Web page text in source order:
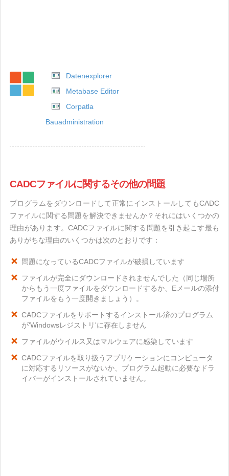
Datenexplorer
Metabase Editor
Corpatla
Bauadministration
CADCファイルに関するその他の問題
プログラムをダウンロードして正常にインストールしてもCADC
ファイルに関する問題を解決できませんか？それにはいくつかの
理由があります。CADCファイルに関する問題を引き起こす最も
ありがちな理由のいくつかは次のとおりです：
問題になっているCADCファイルが破損しています
ファイルが完全にダウンロードされませんでした（同じ場所
からもう一度ファイルをダウンロードするか、Eメールの添付
ファイルをもう一度開きましょう）。
CADCファイルをサポートするインストール済のプログラム
が'Windowsレジストリ'に存在しません
ファイルがウイルス又はマルウェアに感染しています
CADCファイルを取り扱うアプリケーションにコンピュータ
に対応するリソースがないか、プログラム起動に必要なドラ
イバーがインストールされていません。